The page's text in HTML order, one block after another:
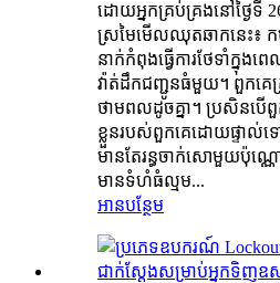
ដោយអ្នកគ្រប់គ្រងនៅថ្ងៃទី
ស្រមៃមើលឈុតឆាកនេះ៖ ក
នាក់កំពុងធ្វើការថែទាំក្នុង
វ៉ាត់ដឹកជញ្ជូនធំមួយ។ ពួកគេ
ថាមពលដូចគ្នា។ ប្រសិនបើពួ
ខ្លួនរបស់ពួកគេដោយផ្ទា
មានតែរន្ធចាក់សោមួយប៉ុណ្
មានទំហំធំល្មម...
អានបន្ថែម